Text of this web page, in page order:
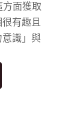
方面獲取
有趣且
意識」與